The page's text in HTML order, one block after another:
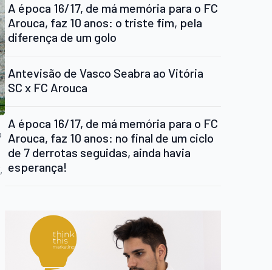
A época 16/17, de má memória para o FC
Arouca, faz 10 anos: o triste fim, pela
diferença de um golo
Antevisão de Vasco Seabra ao Vitória
SC x FC Arouca
A época 16/17, de má memória para o FC
Arouca, faz 10 anos: no final de um ciclo
de 7 derrotas seguidas, ainda havia
esperança!